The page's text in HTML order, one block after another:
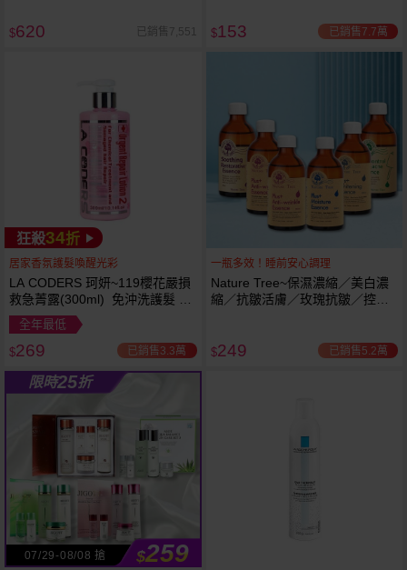
$620 已銷售7,551 $153 已銷售7.7萬
狂殺34折
居家香氛護髮喚醒光彩
LA CODERS 珂妍~119櫻花嚴損
救急菁露(300ml) 免沖洗護髮 蕾
舒法克
全年最低
$269 已銷售3.3萬
一瓶多效！睡前安心調理
Nature Tree~保濕濃縮／美白濃
縮／抗皺活膚／玫瑰抗皺／控油
$249 已銷售5.2萬
限時25折
07/29-08/08 搶 $259